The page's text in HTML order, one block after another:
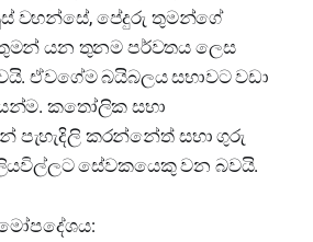
වහන්සේ, පේදුරු තුමන්ගේ
තුමන් යන තුනම පර්වතය ලෙස
ඒවගේම බයිබලය සභාවට වඩා
කතෝලික සභා
පැහැදිලි කරන්නේත් සභා ගුරු
සේවකයෙකු වන බවයි.